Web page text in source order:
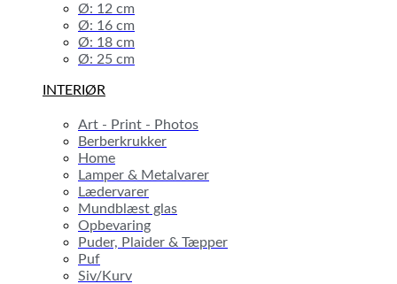
Ø: 12 cm
Ø: 16 cm
Ø: 18 cm
Ø: 25 cm
INTERIØR
Art - Print - Photos
Berberkrukker
Home
Lamper & Metalvarer
Lædervarer
Mundblæst glas
Opbevaring
Puder, Plaider & Tæpper
Puf
Siv/Kurv